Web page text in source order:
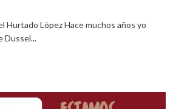
Hurtado López Hace muchos años yo
Dussel...